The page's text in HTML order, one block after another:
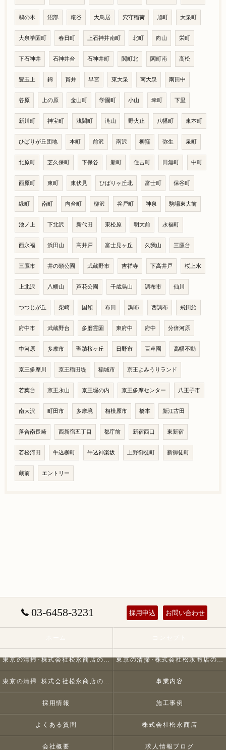
鵜の木 沼部 糀谷 大鳥居 穴守稲荷 旭町 大泉町
大泉学園町 春日町 上石神井南町 北町 向山 栄町
下石神井 石神井台 石神井町 関町北 関町南 高松
豊玉上 錦 貫井 早宮 東大泉 南大泉 南田中
谷原 上の原 金山町 学園町 小山 幸町 下里
新川町 神宝町 浅間町 滝山 野火止 八幡町 東本町
ひばりが丘団地 本町 前沢 南沢 柳窪 弥生 泉町
北原町 芝久保町 下保谷 新町 住吉町 田無町 中町
西原町 東町 東伏見 ひばりヶ丘北 富士町 保谷町
緑町 南町 向台町 柳沢 谷戸町 神泉 駒場東大前
池ノ上 下北沢 新代田 東松原 明大前 永福町
西永福 浜田山 高井戸 富士見ヶ丘 久我山 三鷹台
三鷹市 井の頭公園 武蔵野市 吉祥寺 下高井戸 桜上水
上北沢 八幡山 芦花公園 千歳烏山 調布市 仙川
つつじが丘 柴崎 国領 布田 調布 西調布 飛田給
府中市 武蔵野台 多磨霊園 東府中 府中 分倍河原
中河原 多摩市 聖蹟桜ヶ丘 日野市 百草園 高幡不動
京王多摩川 京王稲田堤 稲城市 京王よみうりランド
若葉台 京王永山 京王堀の内 京王多摩センター 八王子市
南大沢 町田市 多摩境 相模原市 橋本 新江古田
落合南長崎 西新宿五丁目 都庁前 新宿西口 東新宿
若松河田 牛込柳町 牛込神楽坂 上野御徒町 新御徒町
蔵前 エントリー
03-6458-3231 採用申込 お問い合わせ
東京の清掃･株式会社松永商店の口コミ情報 東京の清掃･株式会社松永商店の評判
東京の清掃･株式会社松永商店のお客様の声 事業内容
採用情報 施工事例
よくある質問 株式会社松永商店
会社概要 求人情報ブログ